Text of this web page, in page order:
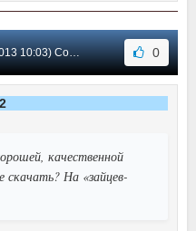
Сообщение #61 0
качественной
скачать? На «зайцев-